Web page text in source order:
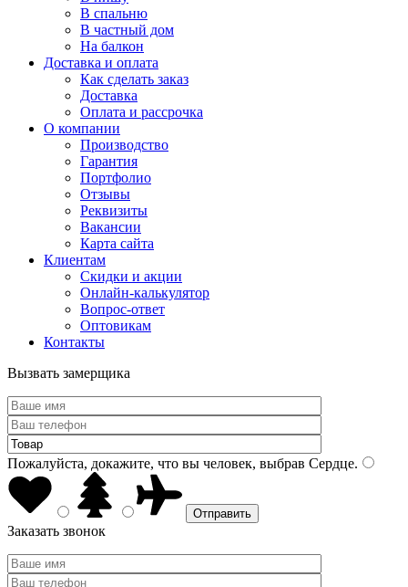
В спальню
В частный дом
На балкон
Доставка и оплата
Как сделать заказ
Доставка
Оплата и рассрочка
О компании
Производство
Гарантия
Портфолио
Отзывы
Реквизиты
Вакансии
Карта сайта
Клиентам
Скидки и акции
Онлайн-калькулятор
Вопрос-ответ
Оптовикам
Контакты
Вызвать замерщика
Пожалуйста, докажите, что вы человек, выбрав Сердце.
Заказать звонок